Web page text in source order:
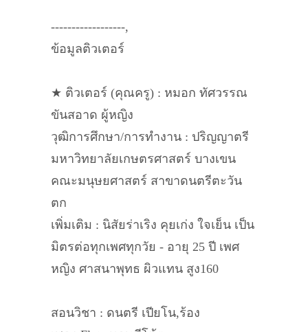
------------------,
ข้อมูลติวเตอร์
★ ติวเตอร์ (คุณครู) : หมอก ทัศวรรณ
ขันสอาด ผู้หญิง
วุฒิการศึกษา/การทำงาน : ปริญญาตรี
มหาวิทยาลัยเกษตรศาสตร์ บางเขน
คณะมนุษยศาสตร์ สาขาดนตรีตะวัน
ตก
เพิ่มเติม : นิสัยร่าเริง คุยเก่ง ใจเย็น เป็น
มิตรต่อทุกเพศทุกวัย - อายุ 25 ปี เพศ
หญิง ศาสนาพุทธ ผิวแทน สูง160
สอนวิชา : ดนตรี เปียโน,ร้อง